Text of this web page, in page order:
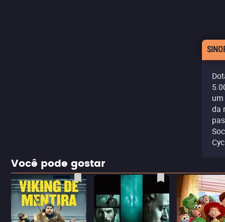
da
Você pode gostar